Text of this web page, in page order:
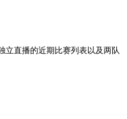
立直播的近期比赛列表以及两队